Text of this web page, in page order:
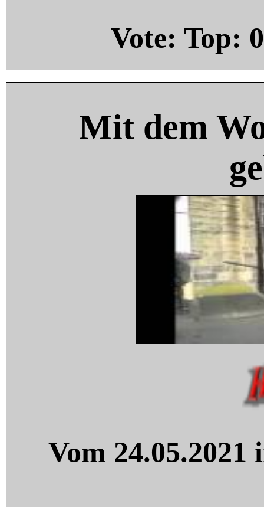
Vote: Top: 0
Mit dem
Vom